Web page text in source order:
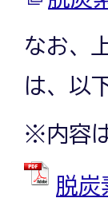
なお、
は、以
※内容
脱炭